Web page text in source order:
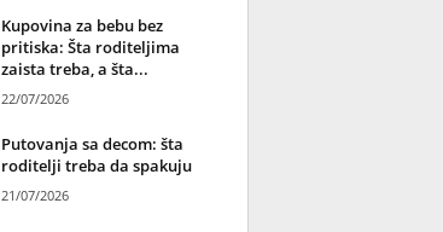
Kupovina za bebu bez
pritiska: Šta roditeljima
zaista treba, a šta...
22/07/2026
Putovanja sa decom: šta
roditelji treba da spakuju
21/07/2026